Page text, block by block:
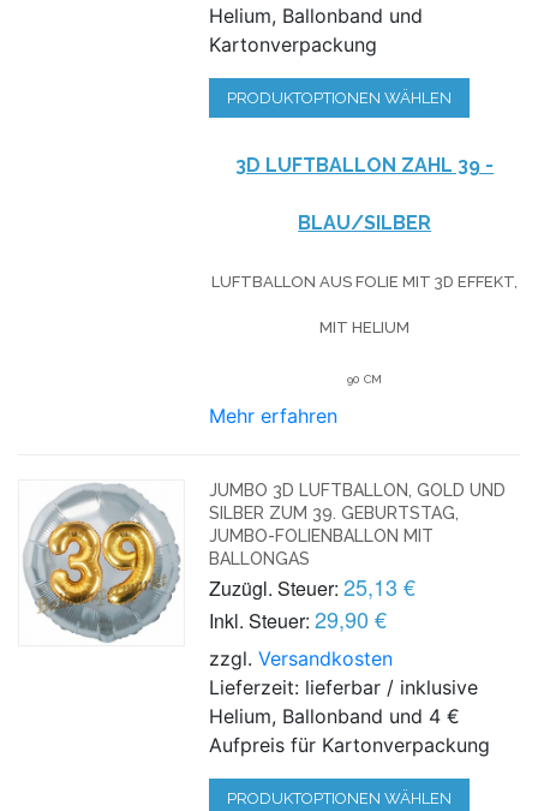
Helium, Ballonband und
Kartonverpackung
PRODUKTOPTIONEN WÄHLEN
3D LUFTBALLON ZAHL 39 -
BLAU/SILBER
LUFTBALLON AUS FOLIE MIT 3D EFFEKT,
MIT HELIUM
90 CM
Mehr erfahren
JUMBO 3D LUFTBALLON, GOLD UND
SILBER ZUM 39. GEBURTSTAG,
JUMBO-FOLIENBALLON MIT
BALLONGAS
Zuzügl. Steuer: 25,13 €
Inkl. Steuer: 29,90 €
zzgl.Versandkosten
Lieferzeit: lieferbar / inklusive
Helium, Ballonband und 4 €
Aufpreis für Kartonverpackung
PRODUKTOPTIONEN WÄHLEN